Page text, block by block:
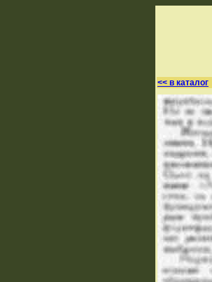
<< в каталог